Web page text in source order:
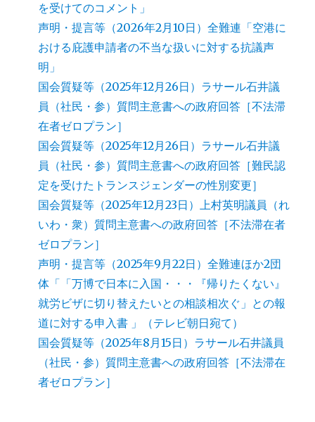
を受けてのコメント」
声明・提言等（2026年2月10日）全難連「空港に
おける庇護申請者の不当な扱いに対する抗議声
明」
国会質疑等（2025年12月26日）ラサール石井議
員（社民・参）質問主意書への政府回答［不法滞
在者ゼロプラン］
国会質疑等（2025年12月26日）ラサール石井議
員（社民・参）質問主意書への政府回答［難民認
定を受けたトランスジェンダーの性別変更］
国会質疑等（2025年12月23日）上村英明議員（れ
いわ・衆）質問主意書への政府回答［不法滞在者
ゼロプラン］
声明・提言等（2025年9月22日）全難連ほか2団
体「「万博で日本に入国・・・『帰りたくない』
就労ビザに切り替えたいとの相談相次ぐ」との報
道に対する申入書 」（テレビ朝日宛て）
国会質疑等（2025年8月15日）ラサール石井議員
（社民・参）質問主意書への政府回答［不法滞在
者ゼロプラン］